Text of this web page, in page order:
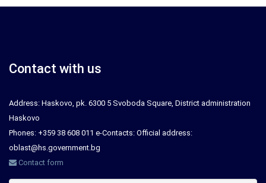
Contact with us
Address: Haskovo, pk. 6300 5 Svoboda Square, District administration
Haskovo
Phones: +359 38 608 011 e-Contacts: Official address:
oblast@hs.government.bg
Contact form